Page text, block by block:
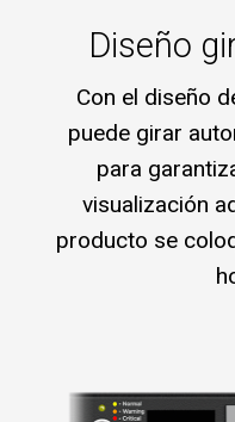
Diseño
Con el diseño
puede girar
para
visualización
producto se